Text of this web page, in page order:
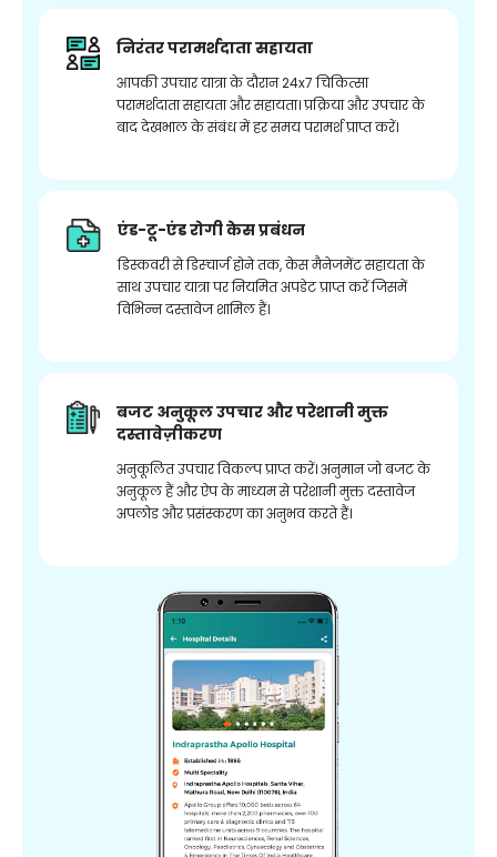
निरंतर परामर्शदाता सहायता
आपकी उपचार यात्रा के दौरान 24x7 चिकित्सा
परामर्शदाता सहायता और सहायता। प्रक्रिया और उपचार के
बाद देखभाल के संबंध में हर समय परामर्श प्राप्त करें।
एंड-टू-एंड रोगी केस प्रबंधन
डिस्कवरी से डिस्चार्ज होने तक, केस मैनेजमेंट सहायता के
साथ उपचार यात्रा पर नियमित अपडेट प्राप्त करें जिसमें
विभिन्न दस्तावेज शामिल हैं।
बजट अनुकूल उपचार और परेशानी मुक्त
दस्तावेज़ीकरण
अनुकूलित उपचार विकल्प प्राप्त करें। अनुमान जो बजट के
अनुकूल हैं और ऐप के माध्यम से परेशानी मुक्त दस्तावेज
अपलोड और प्रसंस्करण का अनुभव करते हैं।